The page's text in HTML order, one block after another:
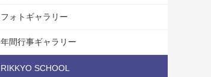
フォトギャラリー
年間行事ギャラリー
RIKKYO SCHOOL